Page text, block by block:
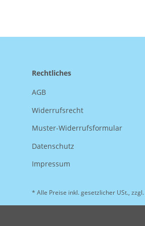
Rechtliches
AGB
Widerrufsrecht
Muster-Widerrufsformular
Datenschutz
Impressum
* Alle Preise inkl. gesetzlicher USt., zzgl.